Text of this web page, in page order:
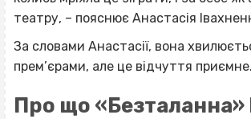
театру, – пояснює Анастасія
За словами Анастасії, вона
прем’єрами, але це відчуття приємне.
Про що «Безталанна»